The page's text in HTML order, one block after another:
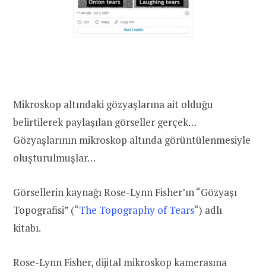
Mikroskop altındaki gözyaşlarına ait olduğu
belirtilerek paylaşılan görseller gerçek…
Gözyaşlarının mikroskop altında görüntülenmesiyle
oluşturulmuşlar…
Görsellerin kaynağı Rose-Lynn Fisher’ın “Gözyaşı
Topografisi” (“The Topography of Tears“) adlı
kitabı.
Rose-Lynn Fisher, dijital mikroskop kamerasına